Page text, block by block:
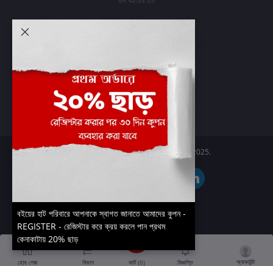
প্রবেশ করুন
অর্ডার ইতিহাস
আমার ইচ্ছাগুলি
অর্ডার ট্র্যাকিং
Boier Haat™ | © All rights reserved 2025.
হোম পেজ বিভাগ কার্ট (0) বিজ্ঞপ্তি অ্যাকাউন্ট
বইয়ের হাট পরিবারে আপনাকে স্বাগত জানাতে আমাদের কুপন -
REGISTER - রেজিস্টার করে ক্রয় করলে পান প্রথম
কেনাকাটায় 20% ছাড়